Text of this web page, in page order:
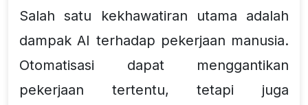
Salah satu kekhawatiran utama adalah
dampak AI terhadap pekerjaan manusia.
Otomatisasi dapat menggantikan
pekerjaan tertentu, tetapi juga